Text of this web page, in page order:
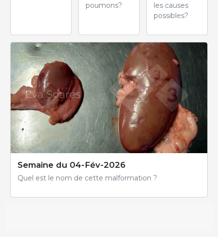
poumons?
les causes
possibles?
Semaine du 04-Fév-2026
Quel est le nom de cette malformation ?